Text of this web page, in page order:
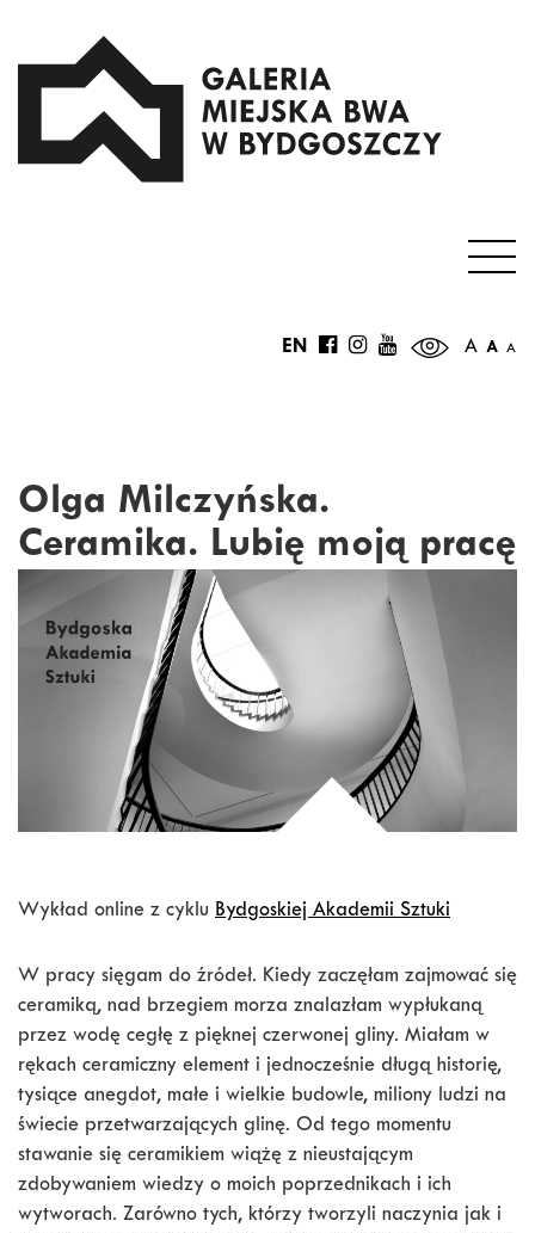
A A A
EN
Olga Milczyńska.
Ceramika. Lubię moją pracę
Wykład online z cyklu Bydgoskiej Akademii Sztuki
W pracy sięgam do źródeł. Kiedy zaczęłam zajmować się
ceramiką, nad brzegiem morza znalazłam wypłukaną
przez wodę cegłę z pięknej czerwonej gliny. Miałam w
rękach ceramiczny element i jednocześnie długą historię,
tysiące anegdot, małe i wielkie budowle, miliony ludzi na
świecie przetwarzających glinę. Od tego momentu
stawanie się ceramikiem wiążę z nieustającym
zdobywaniem wiedzy o moich poprzednikach i ich
wytworach. Zarówno tych, którzy tworzyli naczynia jak i